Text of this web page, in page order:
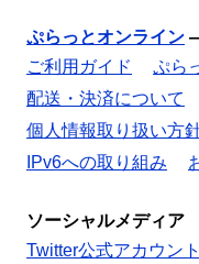
ぷらっとオンライン
ご利用ガイド
ぷら
配送・決済について
個人情報取り扱い方
IPv6への取り組み
ソーシャルメディア
Twitter公式アカウント